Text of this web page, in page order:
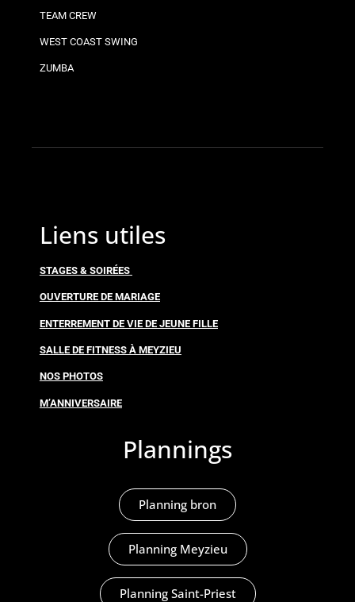
TEAM CREW
WEST COAST SWING
ZUMBA
Liens utiles
STAGES & SOIRÉES
OUVERTURE DE MARIAGE
ENTERREMENT DE VIE DE JEUNE FILLE
SALLE DE FITNESS À MEYZIEU
NOS PHOTOS
M’ANNIVERSAIRE
Plannings
Planning bron
Planning Meyzieu
Planning Saint-Priest